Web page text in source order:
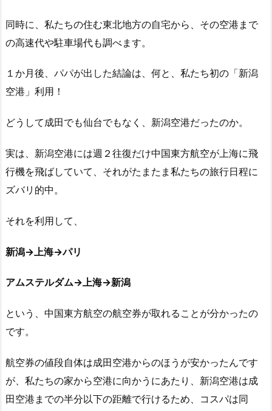
同時に、私たちの住む東北地方の自宅から、その空港まで
の高速代や駐車場代も調べます。
１か月後、パパが出した結論は、何と、私たち初の「新潟
空港」利用！
どうして成田でも仙台でもなく、新潟空港だったのか。
実は、新潟空港には週２往復だけ中国東方航空が上海に飛
行機を飛ばしていて、それがたまたま私たちの旅行日程に
ズバリ的中。
それを利用して、
新潟→上海→パリ
アムステルダム→上海→新潟
という、中国東方航空の航空券が取れることが分かったの
です。
航空券の値段自体は成田空港からのほうが安かったんです
が、私たちの家から空港に向かうにあたり、新潟空港は成
田空港までの半分以下の距離で行けるため、コスパは同